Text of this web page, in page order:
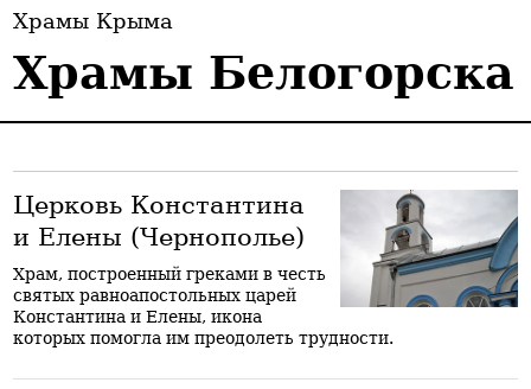
Храмы Крыма
Храмы Белогорска
Церковь Константина
и Елены (Чернополье)
Храм, построенный греками в честь
святых равноапостольных царей
Константина и Елены, икона
которых помогла им преодолеть трудности.